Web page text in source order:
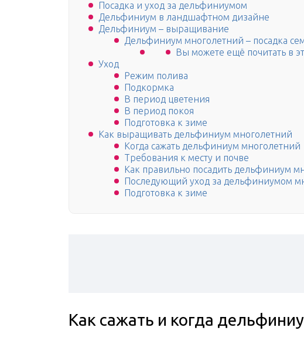
Посадка и уход за дельфиниумом
Дельфиниум в ландшафтном дизайне
Дельфиниум – выращивание
Дельфиниум многолетний – посадка
Вы можете ещё почитать в
Уход
Режим полива
Подкормка
В период цветения
В период покоя
Подготовка к зиме
Как выращивать дельфиниум многолетний
Когда сажать дельфиниум многолетний
Требования к месту и почве
Как правильно посадить дельфиниум
Последующий уход за дельфиниумом
Подготовка к зиме
Как сажать и когда